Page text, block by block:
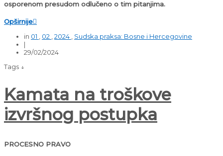
osporenom presudom odlučeno o tim pitanjima.
Opširnije
in 01 , 02 ,2024 , Sudska praksa: Bosne i Hercegovine
|
29/02/2024
Tags ↓
Kamata na troškove
izvršnog postupka
PROCESNO PRAVO